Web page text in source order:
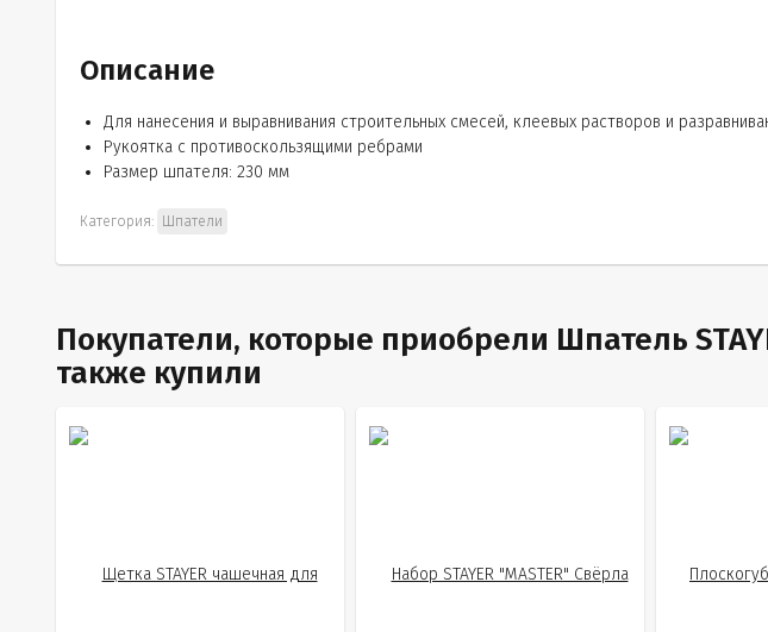
Описание
Для нанесения и выравнивания строительных смесей, клеевых растворов и
Рукоятка с противоскользящими ребрами
Размер шпателя: 230 мм
Категория: Шпатели
Покупатели, которые приобрели Шпатель
также купили